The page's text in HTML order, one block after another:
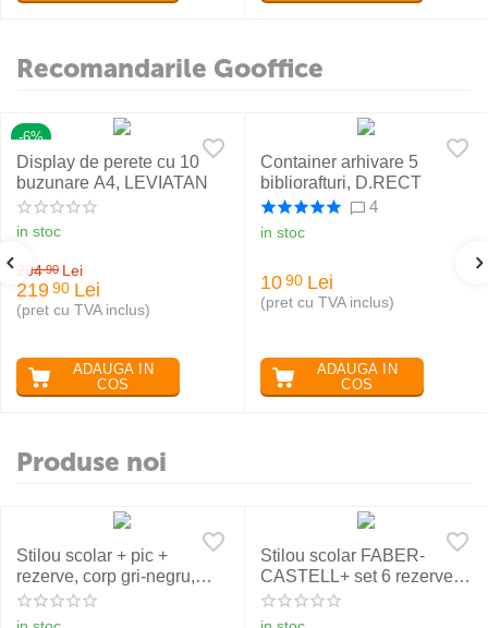
Recomandarile Gooffice
-6%
Display de perete cu 10
buzunare A4, LEVIATAN
in stoc
234 90 Lei
219 90 Lei
(pret cu TVA inclus)
ADAUGA IN
COS
Container arhivare 5
bibliorafturi, D.RECT
4
in stoc
10 90 Lei
(pret cu TVA inclus)
ADAUGA IN
COS
Produse noi
Stilou scolar + pic +
rezerve, corp gri-negru,
NXT Eberhard Faber
Stilou scolar FABER-
CASTELL+ set 6 rezerve,
rosu